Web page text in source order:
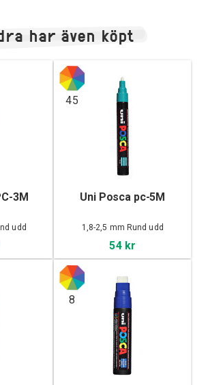
har även köpt
3M
udd
45
Uni Posca pc-5M
1,8-2,5 mm Rund udd
54 kr
8